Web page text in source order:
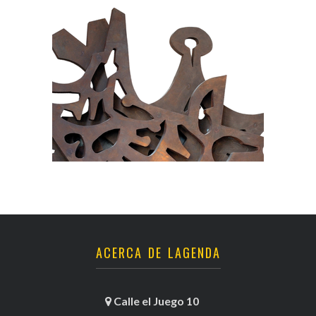
ACERCA DE LAGENDA
Calle el Juego 10